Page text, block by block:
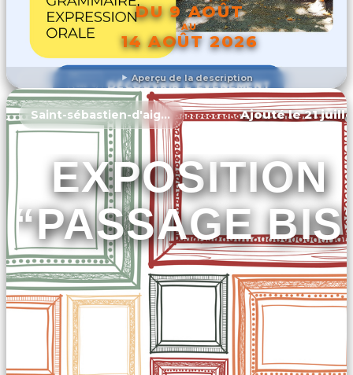
Aperçu de la description
DU 9 AOÛT
AU
14 AOÛT 2026
DÉCOUVRIR L'ÉVÉNEMENT
Saint-sébastien-d'aigrefeuille Ajouté le 21
EXPOSITION
“PASSAGE